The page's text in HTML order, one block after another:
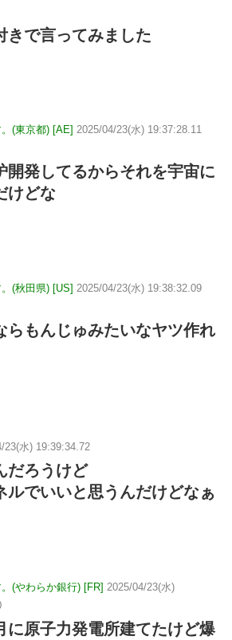
きで言ってみました
(東京都) [AE] 2025/04/23(水) 19:37:28.11
開発してるからそれを宇宙に
けどな
(秋田県) [US] 2025/04/23(水) 19:38:32.09
らもんじゅみたいなヤツ作れ
23(水) 19:39:34.72
だろうけど
ルでいいと思うんだけどなぁ
(やわらか銀行) [FR] 2025/04/23(水)
原子力発電所建てたけど爆